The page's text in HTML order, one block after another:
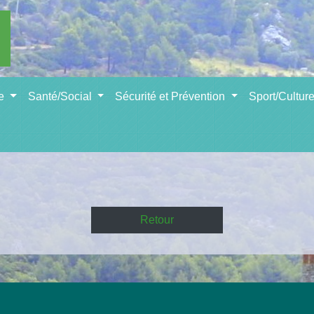
Santé/Social Sécurité et Prévention Sport/Culture
Retour